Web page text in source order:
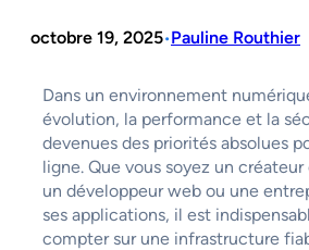
octobre 19, 2025•Pauline Routhier
Dans un environnement
évolution, la performance et la
devenues des priorités absolues
ligne. Que vous soyez un
un développeur web ou une
ses applications, il est
compter sur une infrastructure